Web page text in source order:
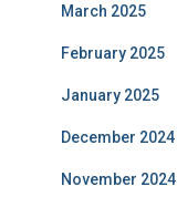
March 2025
February 2025
January 2025
December 2024
November 2024